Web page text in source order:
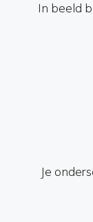
In beeld
Je